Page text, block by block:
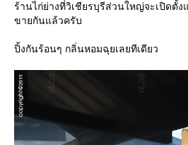
ร้านไก่ย่างที่วิเชียรบุรีส่วนใหญ่จะเปิดตั้ง
ขายกันแล้วครับ
ปิ้งกันร้อนๆ กลิ่นหอมฉุยเลยทีเดียว